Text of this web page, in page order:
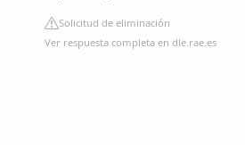
Solicitud de eliminación
Ver respuesta completa en dle.rae.es